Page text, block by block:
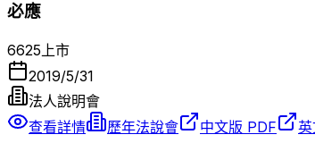
必應
6625上市
2019/5/31
法人說明會
查看詳情
歷年法說會 中文版 PDF